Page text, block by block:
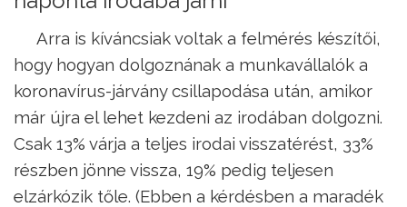
Arra is kíváncsiak voltak a felmérés készítői,
hogy hogyan dolgoznának a munkavállalók a
koronavírus-járvány csillapodása után, amikor
már újra el lehet kezdeni az irodában dolgozni.
Csak 13% várja a teljes irodai visszatérést, 33%
részben jönne vissza, 19% pedig teljesen
elzárkózik tőle. (Ebben a kérdésben a maradék